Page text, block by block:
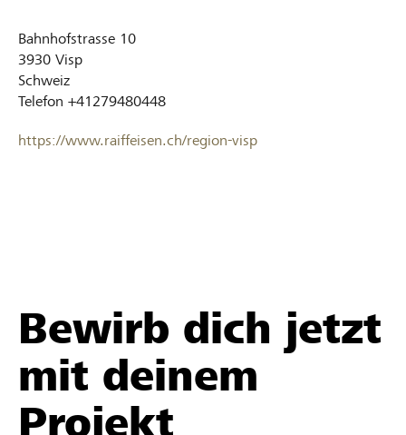
Bahnhofstrasse 10
3930 Visp
Schweiz
Telefon +41279480448
https://www.raiffeisen.ch/region-visp
Bewirb dich jetzt
mit deinem
Projekt